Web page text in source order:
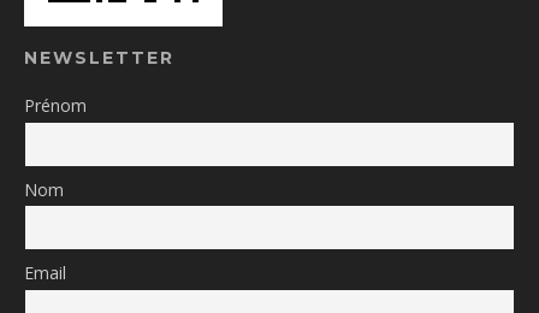
NEWSLETTER
Prénom
Nom
Email